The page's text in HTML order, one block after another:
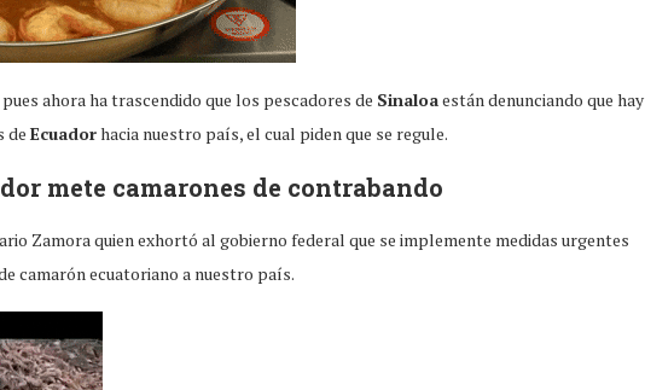
ahora ha trascendido que los pescadores de Sinaloaestán denunciando que hay
de Ecuadorhacia nuestro país, el cual piden que se regule.
mete camarones de contrabando
Zamora quien exhortó al gobierno federal que se implemente medidas urgentes
camarón ecuatoriano a nuestro país.